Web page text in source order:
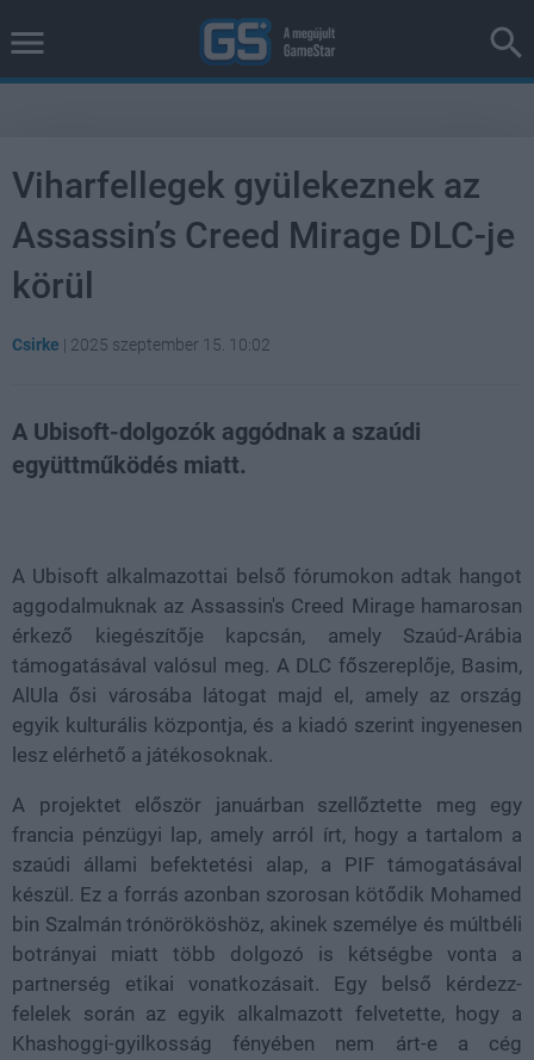
Viharfellegek gyülekeznek az
Assassin’s Creed Mirage DLC-je
körül
Csirke | 2025 szeptember 15. 10:02
A Ubisoft-dolgozók aggódnak a szaúdi
együttműködés miatt.
A Ubisoft alkalmazottai belső fórumokon adtak hangot
aggodalmuknak az Assassin's Creed Mirage hamarosan
érkező kiegészítője kapcsán, amely Szaúd-Arábia
támogatásával valósul meg. A DLC főszereplője, Basim,
AlUla ősi városába látogat majd el, amely az ország
egyik kulturális központja, és a kiadó szerint ingyenesen
lesz elérhető a játékosoknak.
A projektet először januárban szellőztette meg egy
francia pénzügyi lap, amely arról írt, hogy a tartalom a
szaúdi állami befektetési alap, a PIF támogatásával
készül. Ez a forrás azonban szorosan kötődik Mohamed
bin Szalmán trónörököshöz, akinek személye és múltbéli
botrányai miatt több dolgozó is kétségbe vonta a
partnerség etikai vonatkozásait. Egy belső kérdezz-
felelek során az egyik alkalmazott felvetette, hogy a
Khashoggi-gyilkosság fényében nem árt-e a cég